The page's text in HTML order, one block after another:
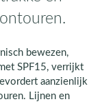
bewezen,
SPF15, verrijkt
aanzienlijk
Lijnen en